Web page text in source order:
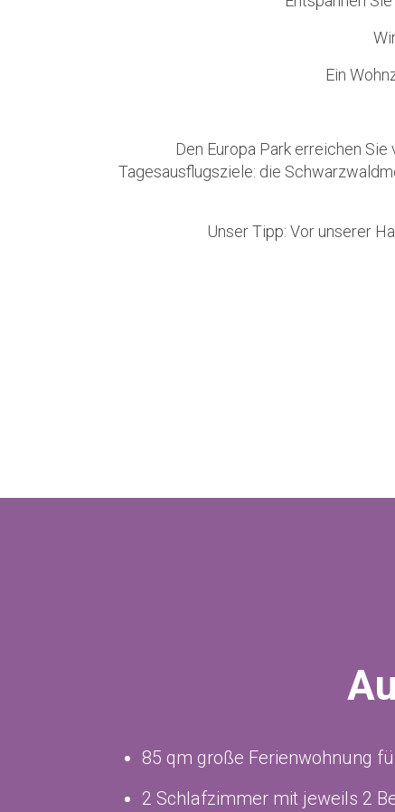
Ein
Den Europa Park erreichen
Tagesausflugsziele: die
Unser Tipp: Vor unserer
85 qm große Ferienwohnung
2 Schlafzimmer mit jeweils 2